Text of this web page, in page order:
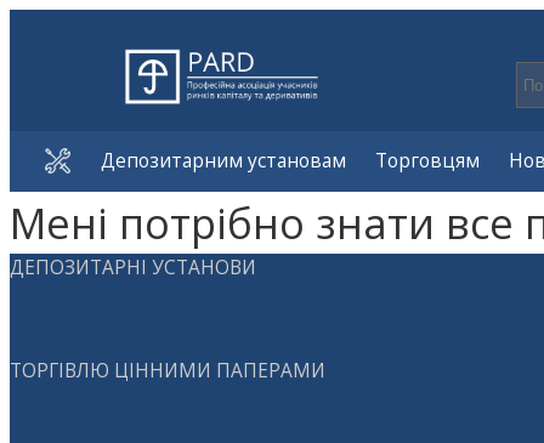
Депозитарним установам Торговцям
Мені потрібно знати все
ДЕПОЗИТАРНІ УСТАНОВИ
ТОРГІВЛЮ ЦІННИМИ ПАПЕРАМИ